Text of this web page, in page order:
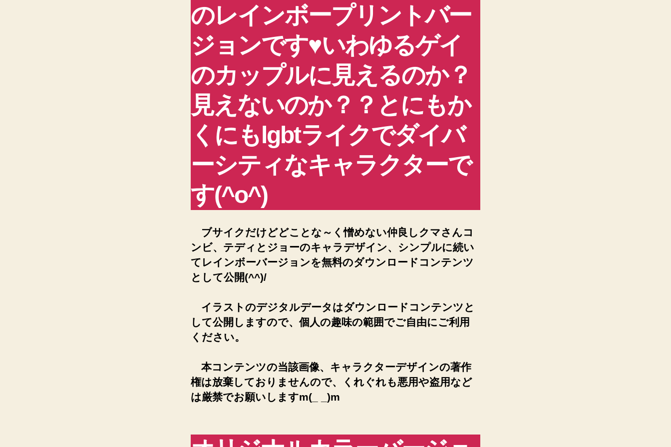
のレインボープリントバー
ジョンです♥いわゆるゲイ
のカップルに見えるのか？
見えないのか？？とにもか
くにもlgbtライクでダイバ
ーシティなキャラクターで
す(^o^)
ブサイクだけどどことな～く憎めない仲良しクマさんコ
ンビ、テディとジョーのキャラデザイン、シンプルに続い
てレインボーバージョンを無料のダウンロードコンテンツ
として公開(^^)/
イラストのデジタルデータはダウンロードコンテンツと
して公開しますので、個人の趣味の範囲でご自由にご利用
ください。
本コンテンツの当該画像、キャラクターデザインの著作
権は放棄しておりませんので、くれぐれも悪用や盗用など
は厳禁でお願いしますm(_ _)m